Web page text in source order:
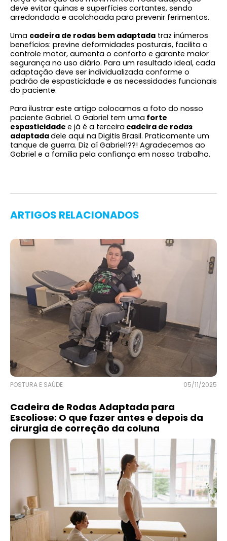
deve evitar quinas e superfícies cortantes, sendo
arredondada e acolchoada para prevenir ferimentos.
Uma cadeira de rodas bem adaptada traz inúmeros
benefícios: previne deformidades posturais, facilita o
controle motor, aumenta o conforto e garante maior
segurança no uso diário. Para um resultado ideal, cada
adaptação deve ser individualizada conforme o
padrão de espasticidade e as necessidades funcionais
do paciente.
Para ilustrar este artigo colocamos a foto do nosso
paciente Gabriel. O Gabriel tem uma forte
espasticidade e já é a terceira cadeira de rodas
adaptadadele aqui na Digitis Brasil. Praticamente um
tanque de guerra. Diz aí Gabriel!??! Agradecemos ao
Gabriel e a família pela confiança em nosso trabalho.
ARTIGOS RELACIONADOS
POSTURA E SAÚDE 05/11/2025
Cadeira de Rodas Adaptada para
Escoliose: O que fazer antes e depois da
cirurgia de correção da coluna